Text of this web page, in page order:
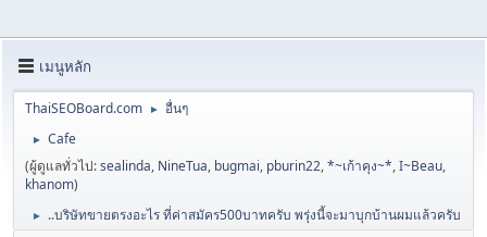
เมนูหลัก
ThaiSEOBoard.com ► อื่นๆ
►
Cafe
(ผู้ดูแลทั่วไป:sealinda, NineTua, bugmai, pburin22,*~เก้าคุง~*,I~Beau,
khanom)
► ..บริษัทขายตรงอะไร ที่ค่าสมัคร500บาทครับ พรุ่งนี้จะมาบุกบ้านผมแล้วครับ